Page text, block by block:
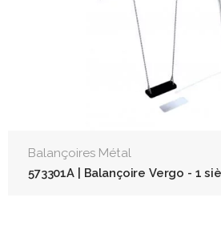
Balançoires Métal
573301A | Balançoire Vergo - 1